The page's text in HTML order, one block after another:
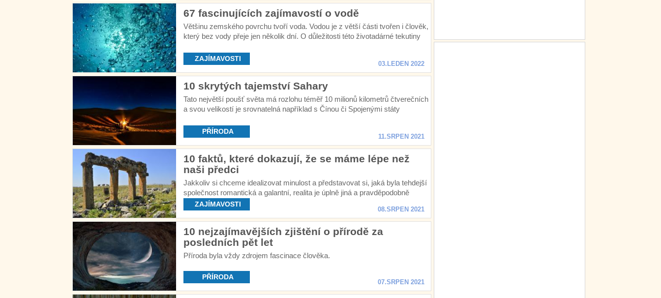
67 fascinujících zajímavostí o vodě
Většinu zemského povrchu tvoří voda. Vodou je z větší části tvořen i člověk,
který bez vody přeje jen několik dní. O důležitosti této životadárné tekutiny
ZAJÍMAVOSTI
03.LEDEN 2022
10 skrytých tajemství Sahary
Tato největší poušť světa má rozlohu téměř 10 milionů kilometrů čtverečních
a svou velikostí je srovnatelná například s Čínou či Spojenými státy
PŘÍRODA
11.SRPEN 2021
10 faktů, které dokazují, že se máme lépe než
naši předci
Jakkoliv si chceme idealizovat minulost a představovat si, jaká byla tehdejší
společnost romantická a galantní, realita je úplně jiná a pravděpodobně
bychom měli být rádi, že žijeme v současnosti.
ZAJÍMAVOSTI
08.SRPEN 2021
10 nejzajímavějších zjištění o přírodě za
posledních pět let
Příroda byla vždy zdrojem fascinace člověka.
PŘÍRODA
07.SRPEN 2021